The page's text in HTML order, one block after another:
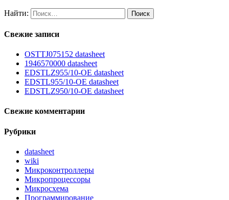
Найти:
Свежие записи
OSTTJ075152 datasheet
1946570000 datasheet
EDSTLZ955/10-OE datasheet
EDSTL955/10-OE datasheet
EDSTLZ950/10-OE datasheet
Свежие комментарии
Рубрики
datasheet
wiki
Микроконтроллеры
Микропроцессоры
Микросхема
Программирование